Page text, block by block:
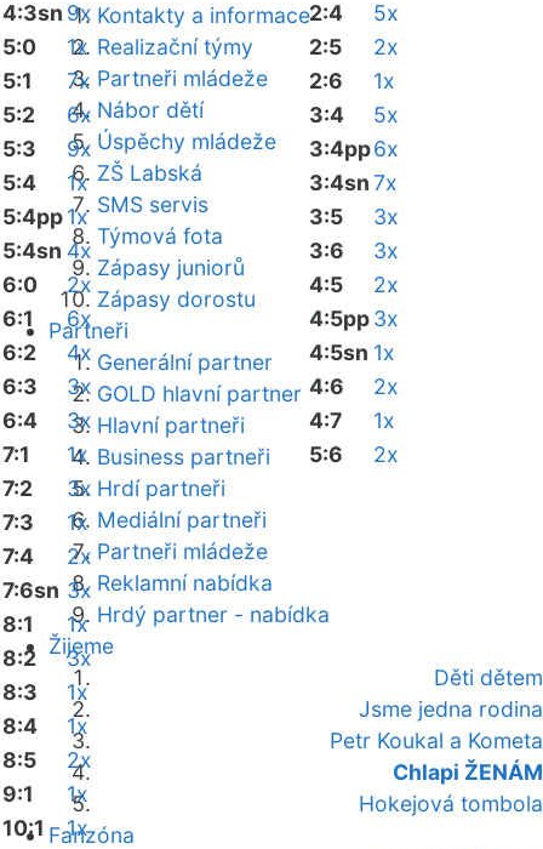
Kontakty a informace
Realizační týmy
Partneři mládeže
Nábor dětí
Úspěchy mládeže
ZŠ Labská
SMS servis
Týmová fota
Zápasy juniorů
Zápasy dorostu
Partneři
Generální partner
GOLD hlavní partner
Hlavní partneři
Business partneři
Hrdí partneři
Mediální partneři
Partneři mládeže
Reklamní nabídka
Hrdý partner - nabídka
Žijeme
Děti dětem
Jsme jedna rodina
Petr Koukal a Kometa
Chlapi ŽENÁM
Hokejová tombola
Fanzóna
4:3sn 9x
5:0
1x
5:1
7x
5:2
6x
5:3
9x
5:4
1x
5:4pp1x
5:4sn 4x
6:0
2x
6:1
6x
6:2
4x
6:3
3x
6:4
3x
7:1
1x
7:2
3x
7:3
1x
7:4
2x
7:6sn 3x
8:1
1x
8:2
3x
8:3
1x
8:4
1x
8:5
2x
9:1
1x
10:1
1x
2:4
5x
2:5
2x
2:6
1x
3:4
5x
3:4pp6x
3:4sn7x
3:5
3x
3:6
3x
4:5
2x
4:5pp3x
4:5sn 1x
4:6
2x
4:7
1x
5:6
2x